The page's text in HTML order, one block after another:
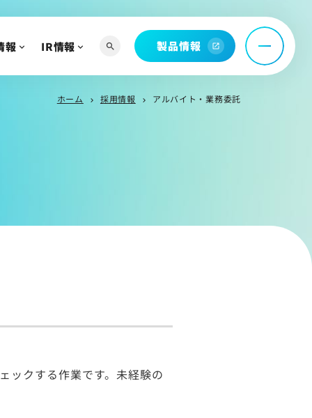
報 IR情報 search 製品情報 open_in_new
ホーム chevron_right 採用情報 chevron_right アルバイト・業務委託
ックする作業です。未経験の